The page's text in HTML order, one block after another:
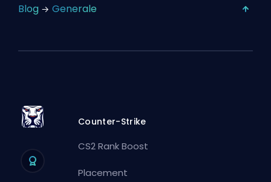
Blog Generale
Counter-Strike
CS2 Rank Boost
Placement